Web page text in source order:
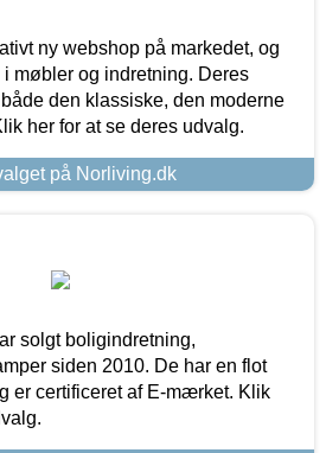
ny webshop på markedet, og
møbler og indretning. Deres
den klassiske, den moderne
her for at se deres udvalg.
på Norliving.dk
solgt boligindretning,
siden 2010. De har en flot
er certificeret af E-mærket. Klik